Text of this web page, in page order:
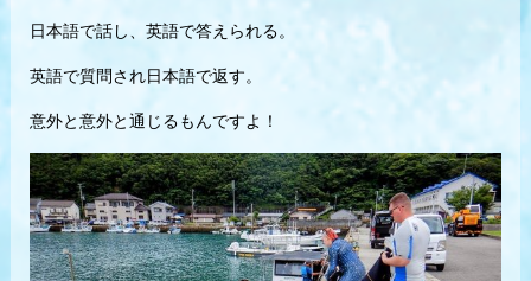
日本語で話し、英語で答えられる。
英語で質問され日本語で返す。
意外と意外と通じるもんですよ！